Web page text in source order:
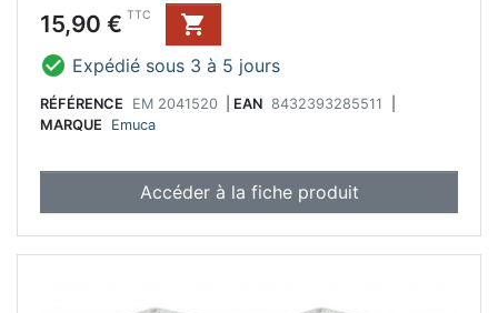
Prix
15,90 € TTC

 Expédié sous 3 à 5 jours
RÉFÉRENCE EM 2041520 EAN 8432393285511
MARQUE
Emuca
Accéder à la fiche produit